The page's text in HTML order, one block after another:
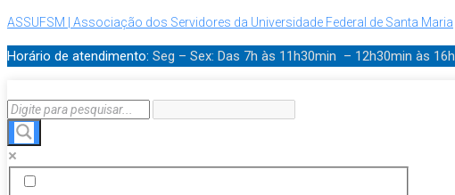
ASSUFSM | Associação dos Servidores da Universidade Federal de Santa Maria
Horário de atendimento: Seg – Sex: Das 7h às 11h30min – 12h30min às 16h